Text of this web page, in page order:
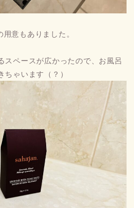
意もありました。
スペースが広かったので、お風呂
ちゃいます（？）